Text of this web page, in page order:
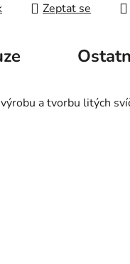
Zeptat se
a tvorbu litých